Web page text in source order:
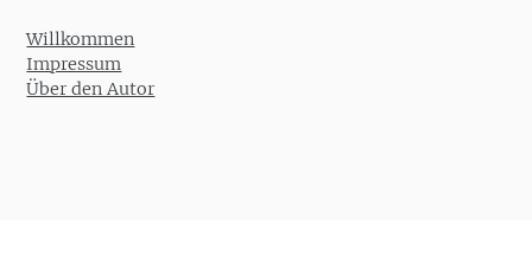
Willkommen
Impressum
Über den Autor